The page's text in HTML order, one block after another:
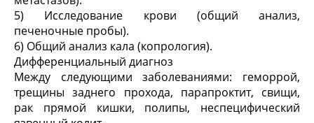
5) Исследование крови (общий анализ,
печеночные пробы).
6) Общий анализ кала (копрология).
Дифференциальный диагноз
Между следующими заболеваниями: геморрой,
трещины заднего прохода, парапроктит, свищи,
рак прямой кишки, полипы, неспецифический